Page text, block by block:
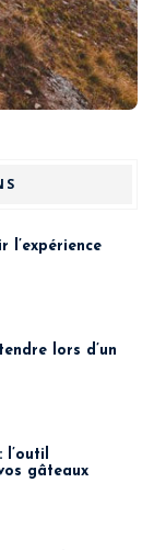
l’expérience
lors d’un
l’outil
gâteaux